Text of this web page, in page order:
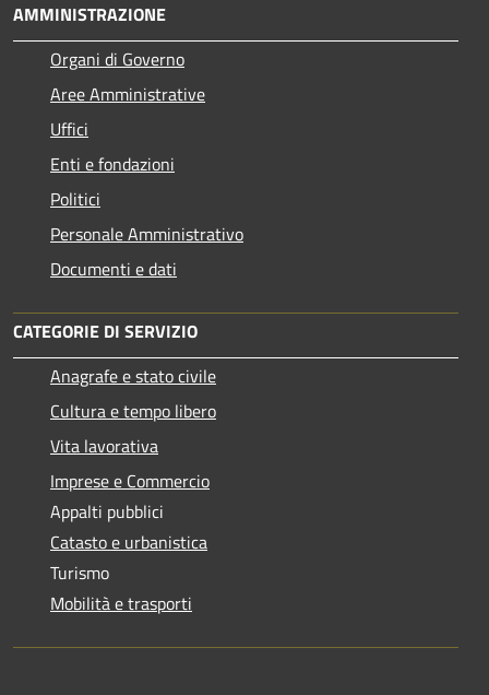
AMMINISTRAZIONE
Organi di Governo
Aree Amministrative
Uffici
Enti e fondazioni
Politici
Personale Amministrativo
Documenti e dati
CATEGORIE DI SERVIZIO
Anagrafe e stato civile
Cultura e tempo libero
Vita lavorativa
Imprese e Commercio
Appalti pubblici
Catasto e urbanistica
Turismo
Mobilità e trasporti